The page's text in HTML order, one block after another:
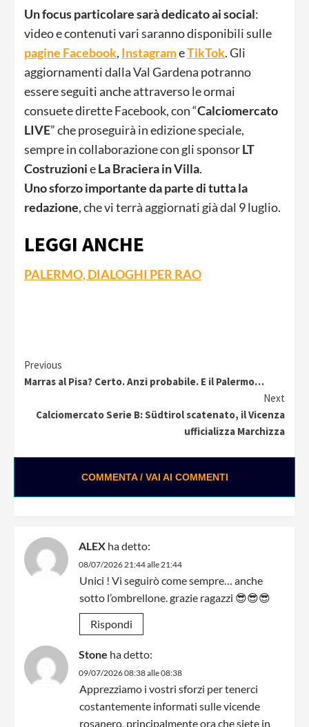
Un focus particolare sarà dedicato ai social:
video e contenuti vari saranno disponibili sulle
pagine Facebook, InstagrameTikTok. Gli
aggiornamenti dalla Val Gardena potranno
essere seguiti anche attraverso le ormai
consuete dirette Facebook, con “Calciomercato
LIVE” che proseguirà in edizione speciale,
sempre in collaborazione con gli sponsorLT
CostruzionieLa Braciera in Villa.
Uno sforzo importante da parte di tutta la
redazione, che vi terrà aggiornati già dal 9 luglio.
LEGGI ANCHE
PALERMO, DIALOGHI PER RAO
Continue
Previous
Marras al Pisa? Certo. Anzi probabile. E il Palermo…
Next
Calciomercato Serie B: Südtirol scatenato, il Vicenza
ufficializza Marchizza
COMMENTA / VAI AI COMMENTI
ALEX ha detto:
08/07/2026 21:44 alle 21:44
Unici ! Vi seguirò come sempre… anche
sotto l’ombrellone. grazie ragazzi 😎😎😎
Rispondi
Stone ha detto:
09/07/2026 08:38 alle 08:38
Apprezziamo i vostri sforzi per tenerci
costantemente informati sulle vicende
rosanero, principalmente ora che siete in